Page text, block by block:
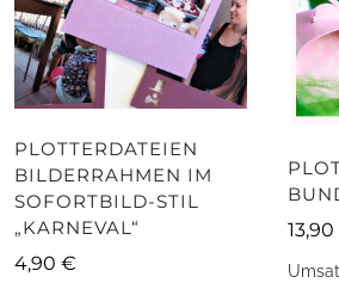
PLOTTERDATEIEN
BILDERRAHMEN IM
SOFORTBILD-STIL
„KARNEVAL“
4,90 €
13,90